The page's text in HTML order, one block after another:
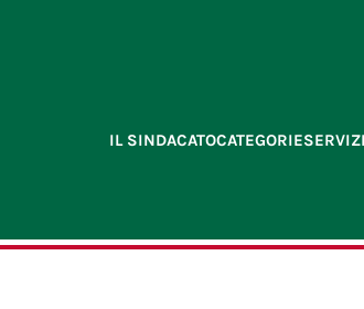
IL SINDACATOCATEGORIESERVIZI